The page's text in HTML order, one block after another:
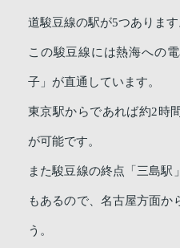
道駿豆線の駅が5つあります
この駿豆線には熱海への
子」が直通しています。
東京駅からであれば約2時
が可能です。
また駿豆線の終点「三島駅
もあるので、名古屋方面か
う。